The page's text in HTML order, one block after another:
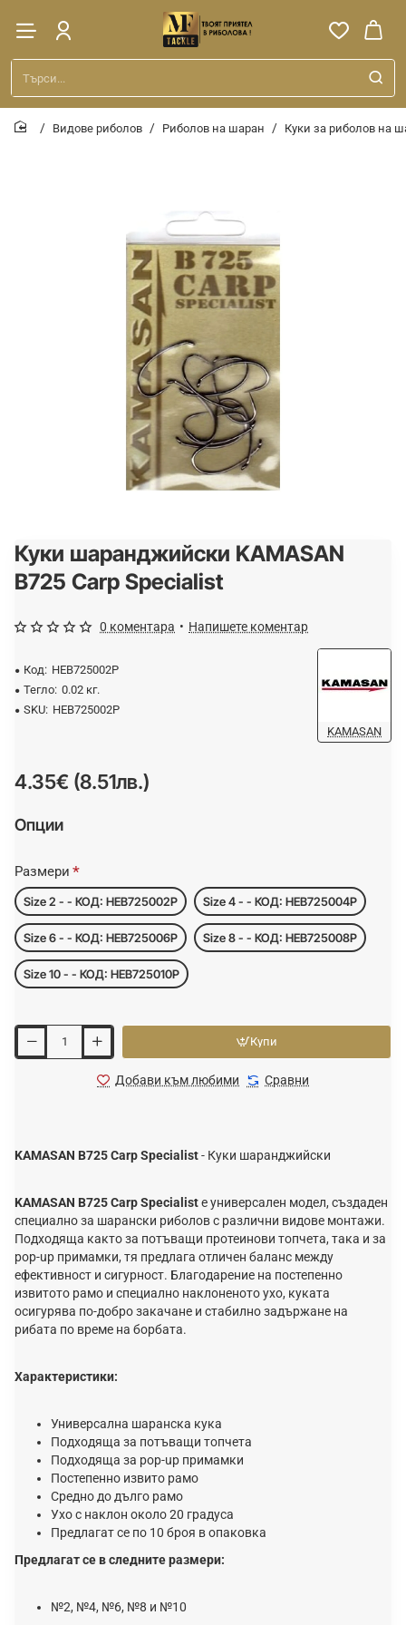
Търси...
Видове риболов Риболов на шаран Куки за риболов на
Куки шаранджийски KAMASAN
B725 Carp Specialist
Код: HEB725002P
Тегло: 0.02 кг.
SKU: HEB725002P
KAMASAN
0 коментара • Напишете коментар
4.35€ (8.51лв.)
Опции
Размери
Size 2 - - КОД: HEB725002P Size 4 - - КОД: HEB725004P
Size 6 - - КОД: HEB725006P Size 8 - - КОД: HEB725008P
Size 10 - - КОД: HEB725010P
Купи
Добави към любими Сравни
KAMASAN B725 Carp Specialist- Куки шаранджийски
KAMASAN B725 Carp Specialistе универсален модел, създаден
специално за шарански риболов с различни видове монтажи.
Подходяща както за потъващи протеинови топчета, така и за
pop-up примамки, тя предлага отличен баланс между
ефективност и сигурност. Благодарение на постепенно
извитото рамо и специално наклоненото ухо, куката
осигурява по-добро закачане и стабилно задържане на
рибата по време на борбата.
Характеристики:
Универсална шаранска кука
Подходяща за потъващи топчета
Подходяща за pop-up примамки
Постепенно извито рамо
Средно до дълго рамо
Ухо с наклон около 20 градуса
Предлагат се по 10 броя в опаковка
Предлагат се в следните размери:
№2, №4, №6, №8 и №10